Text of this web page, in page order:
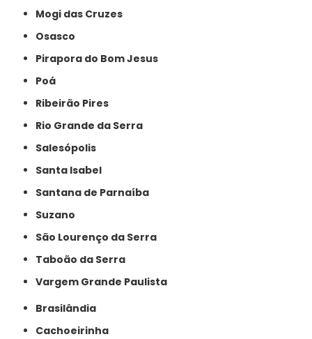
Mogi das Cruzes
Osasco
Pirapora do Bom Jesus
Poá
Ribeirão Pires
Rio Grande da Serra
Salesópolis
Santa Isabel
Santana de Parnaíba
Suzano
São Lourenço da Serra
Taboão da Serra
Vargem Grande Paulista
Brasilândia
Cachoeirinha